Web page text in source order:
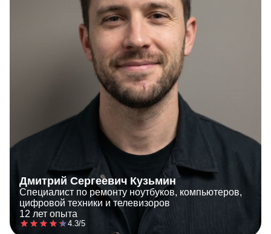
Дмитрий Сергеевич Кузьмин
Специалист по ремонту ноутбуков, компьютеров,
цифровой техники и телевизоров
12 лет опыта
4.3/5